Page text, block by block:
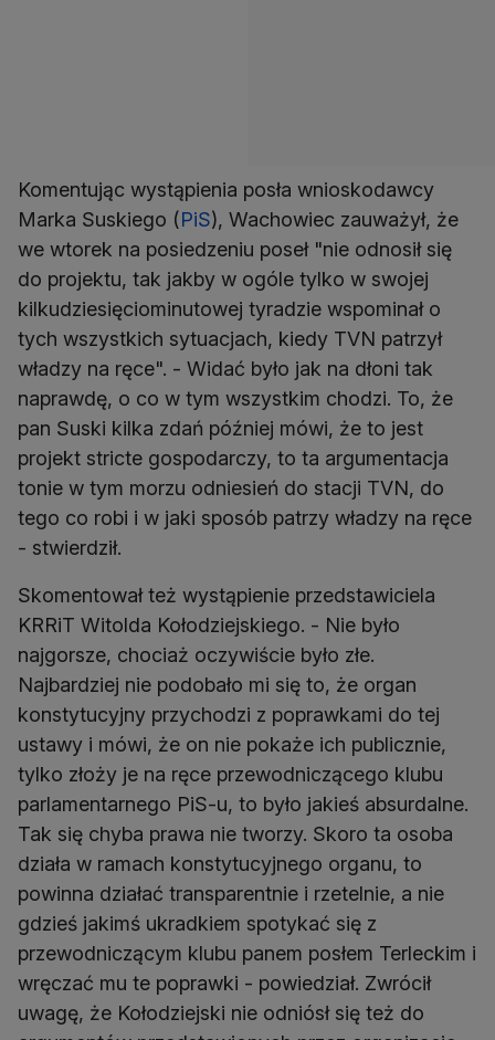
Komentując wystąpienia posła wnioskodawcy
Marka Suskiego (PiS), Wachowiec zauważył, że
we wtorek na posiedzeniu poseł "nie odnosił się
do projektu, tak jakby w ogóle tylko w swojej
kilkudziesięciominutowej tyradzie wspominał o
tych wszystkich sytuacjach, kiedy TVN patrzył
władzy na ręce". - Widać było jak na dłoni tak
naprawdę, o co w tym wszystkim chodzi. To, że
pan Suski kilka zdań później mówi, że to jest
projekt stricte gospodarczy, to ta argumentacja
tonie w tym morzu odniesień do stacji TVN, do
tego co robi i w jaki sposób patrzy władzy na ręce
- stwierdził.
Skomentował też wystąpienie przedstawiciela
KRRiT Witolda Kołodziejskiego. - Nie było
najgorsze, chociaż oczywiście było złe.
Najbardziej nie podobało mi się to, że organ
konstytucyjny przychodzi z poprawkami do tej
ustawy i mówi, że on nie pokaże ich publicznie,
tylko złoży je na ręce przewodniczącego klubu
parlamentarnego PiS-u, to było jakieś absurdalne.
Tak się chyba prawa nie tworzy. Skoro ta osoba
działa w ramach konstytucyjnego organu, to
powinna działać transparentnie i rzetelnie, a nie
gdzieś jakimś ukradkiem spotykać się z
przewodniczącym klubu panem posłem Terleckim i
wręczać mu te poprawki - powiedział. Zwrócił
uwagę, że Kołodziejski nie odniósł się też do